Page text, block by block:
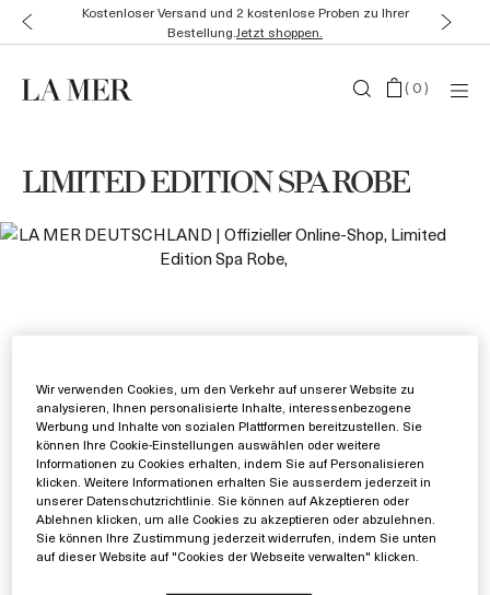
Kostenloser Versand und 2 kostenlose Proben zu Ihrer
Bestellung.Jetzt shoppen.
(0)
LIMITED EDITION SPA ROBE
Wir verwenden Cookies, um den Verkehr auf unserer Website zu
analysieren, Ihnen personalisierte Inhalte, interessenbezogene
Werbung und Inhalte von sozialen Plattformen bereitzustellen. Sie
können Ihre Cookie-Einstellungen auswählen oder weitere
Informationen zu Cookies erhalten, indem Sie auf Personalisieren
klicken. Weitere Informationen erhalten Sie ausserdem jederzeit in
unserer Datenschutzrichtlinie. Sie können auf Akzeptieren oder
Ablehnen klicken, um alle Cookies zu akzeptieren oder abzulehnen.
Sie können Ihre Zustimmung jederzeit widerrufen, indem Sie unten
auf dieser Website auf "Cookies der Webseite verwalten" klicken.